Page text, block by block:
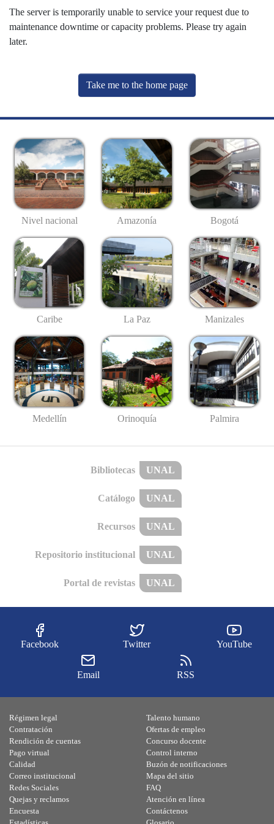
The server is temporarily unable to service your request due to
maintenance downtime or capacity problems. Please try again
later.
Take me to the home page
Nivel nacional Amazonía Bogotá
Caribe La Paz Manizales
Medellín Orinoquía Palmira
Bibliotecas UNAL
Catálogo UNAL
Recursos UNAL
Repositorio institucional UNAL
Portal de revistas UNAL
Facebook Twitter YouTube
Email RSS
Régimen legal
Contratación
Rendición de cuentas
Pago virtual
Calidad
Talento humano
Ofertas de empleo
Concurso docente
Control interno
Buzón de notificaciones
Correo institucional
Redes Sociales
Quejas y reclamos
Encuesta
Mapa del sitio
FAQ
Atención en línea
Contáctenos